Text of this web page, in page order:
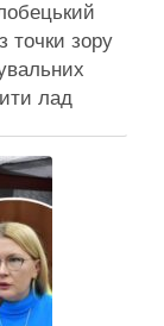
точки зору
лад
для
й до
…